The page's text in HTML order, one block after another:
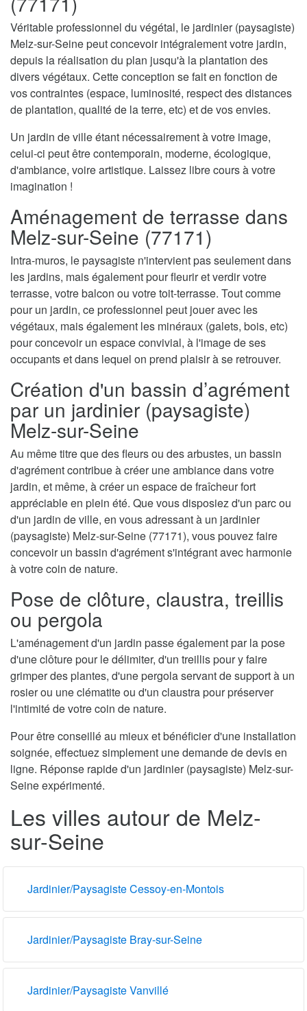
Véritable professionnel du végétal, le jardinier (paysagiste)
Melz-sur-Seine peut concevoir intégralement votre jardin,
depuis la réalisation du plan jusqu'à la plantation des
divers végétaux. Cette conception se fait en fonction de
vos contraintes (espace, luminosité, respect des distances
de plantation, qualité de la terre, etc) et de vos envies.
Un jardin de ville étant nécessairement à votre image,
celui-ci peut être contemporain, moderne, écologique,
d'ambiance, voire artistique. Laissez libre cours à votre
imagination !
Aménagement de terrasse dans
Melz-sur-Seine (77171)
Intra-muros, le paysagiste n'intervient pas seulement dans
les jardins, mais également pour fleurir et verdir votre
terrasse, votre balcon ou votre toit-terrasse. Tout comme
pour un jardin, ce professionnel peut jouer avec les
végétaux, mais également les minéraux (galets, bois, etc)
pour concevoir un espace convivial, à l'image de ses
occupants et dans lequel on prend plaisir à se retrouver.
Création d'un bassin d’agrément
par un jardinier (paysagiste)
Melz-sur-Seine
Au même titre que des fleurs ou des arbustes, un bassin
d'agrément contribue à créer une ambiance dans votre
jardin, et même, à créer un espace de fraîcheur fort
appréciable en plein été. Que vous disposiez d'un parc ou
d'un jardin de ville, en vous adressant à un jardinier
(paysagiste) Melz-sur-Seine (77171), vous pouvez faire
concevoir un bassin d'agrément s'intégrant avec harmonie
à votre coin de nature.
Pose de clôture, claustra, treillis
ou pergola
L'aménagement d'un jardin passe également par la pose
d'une clôture pour le délimiter, d'un treillis pour y faire
grimper des plantes, d'une pergola servant de support à un
rosier ou une clématite ou d'un claustra pour préserver
l'intimité de votre coin de nature.
Pour être conseillé au mieux et bénéficier d'une installation
soignée, effectuez simplement une demande de devis en
ligne. Réponse rapide d'un jardinier (paysagiste) Melz-sur-
Seine expérimenté.
Les villes autour de Melz-
sur-Seine
Jardinier/Paysagiste Cessoy-en-Montois
Jardinier/Paysagiste Bray-sur-Seine
Jardinier/Paysagiste Vanvillé